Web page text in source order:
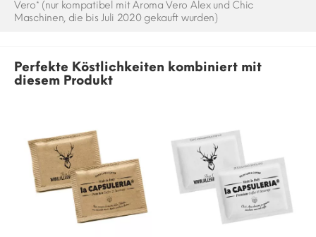
Vero* (nur kompatibel mit Aroma Vero Alex und Chic
Maschinen, die bis Juli 2020 gekauft wurden)
Perfekte Köstlichkeiten kombiniert mit
diesem Produkt